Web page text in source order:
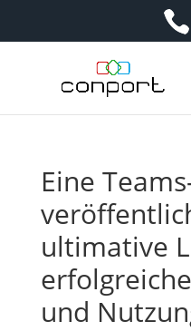
Eine
ultimative
und